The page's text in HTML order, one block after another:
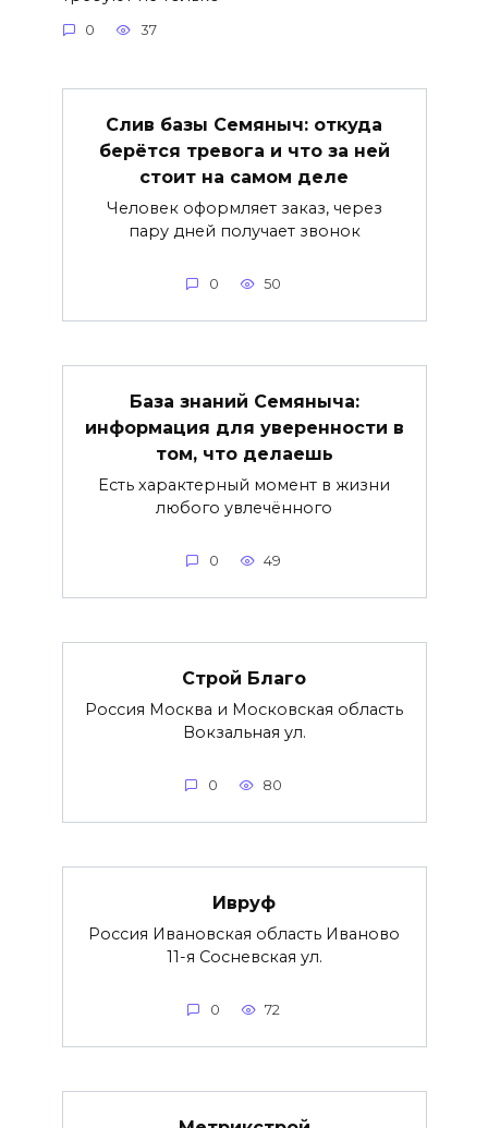
0 37
Слив базы Семяныч: откуда
берётся тревога и что за ней
стоит на самом деле
Человек оформляет заказ, через
пару дней получает звонок
0 50
База знаний Семяныча:
информация для уверенности в
том, что делаешь
Есть характерный момент в жизни
любого увлечённого
0 49
Строй Благо
Россия Москва и Московская область
Вокзальная ул.
0 80
Ивруф
Россия Ивановская область Иваново
11-я Сосневская ул.
0 72